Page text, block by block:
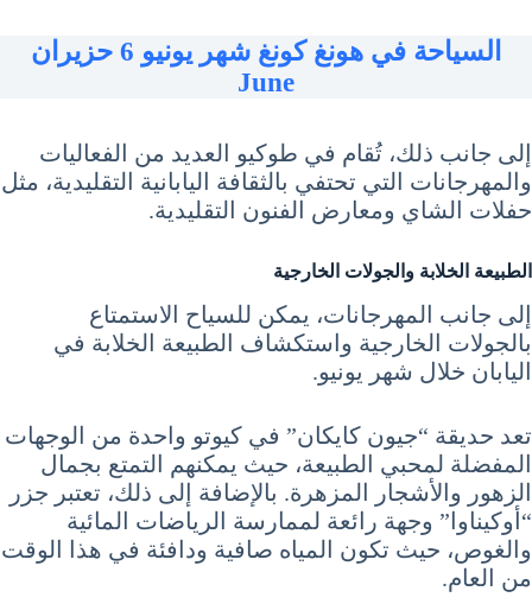
السياحة في هونغ كونغ شهر يونيو 6 حزيران
June
إلى جانب ذلك، تُقام في طوكيو العديد من الفعاليات
والمهرجانات التي تحتفي بالثقافة اليابانية التقليدية، مثل
حفلات الشاي ومعارض الفنون التقليدية.
الطبيعة الخلابة والجولات الخارجية
إلى جانب المهرجانات، يمكن للسياح الاستمتاع
بالجولات الخارجية واستكشاف الطبيعة الخلابة في
اليابان خلال شهر يونيو.
تعد حديقة “جيون كايكان” في كيوتو واحدة من الوجهات
المفضلة لمحبي الطبيعة، حيث يمكنهم التمتع بجمال
الزهور والأشجار المزهرة. بالإضافة إلى ذلك، تعتبر جزر
“أوكيناوا” وجهة رائعة لممارسة الرياضات المائية
والغوص، حيث تكون المياه صافية ودافئة في هذا الوقت
من العام.